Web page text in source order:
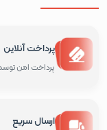
پرداخت آنلاین
پرداخت امن
ارسال سریع